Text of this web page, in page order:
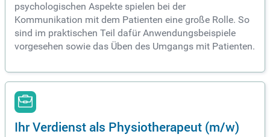
psychologischen Aspekte spielen bei der
Kommunikation mit dem Patienten eine große Rolle. So
sind im praktischen Teil dafür Anwendungsbeispiele
vorgesehen sowie das Üben des Umgangs mit Patienten.
Ihr Verdienst als Physiotherapeut (m/w)